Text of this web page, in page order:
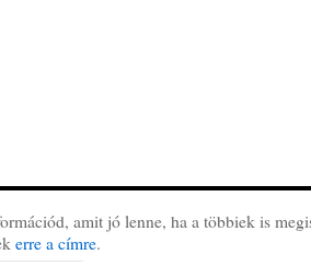
amit jó lenne, ha a többiek is
erre a címre.